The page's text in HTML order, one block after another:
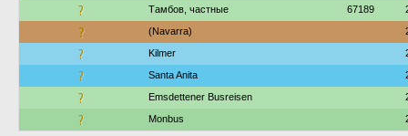
? Тамбов, частные 67189
? (Navarra)
? Kilmer
? Santa Anita
? Emsdettener Busreisen
? Monbus